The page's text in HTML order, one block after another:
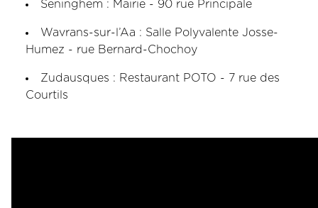
Seninghem : Mairie - 90 rue Principale
Wavrans-sur-l’Aa : Salle Polyvalente Josse-
Humez - rue Bernard-Chochoy
Zudausques : Restaurant POTO - 7 rue des
Courtils